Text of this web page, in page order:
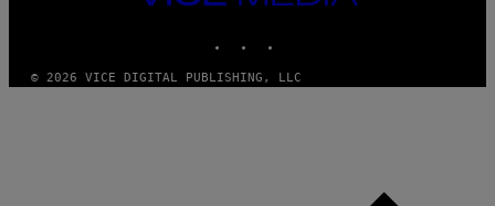
MEDIA
© 2026 VICE DIGITAL PUBLISHING, LLC